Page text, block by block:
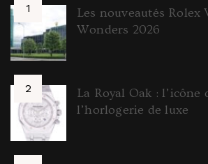
Les nouveautés Rolex
Wonders 2026
La Royal Oak : l’icône
l’horlogerie de luxe